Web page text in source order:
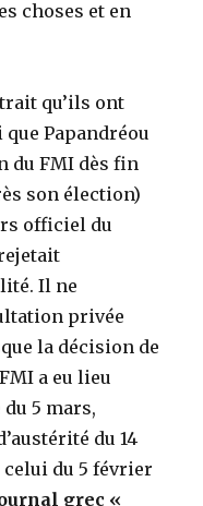
choses et en
qu’ils ont
Papandréou
du FMI dès fin
son élection)
officiel du
Il ne
privée
la décision de
a eu lieu
5 mars,
du 14
celui du 5 février
grec «